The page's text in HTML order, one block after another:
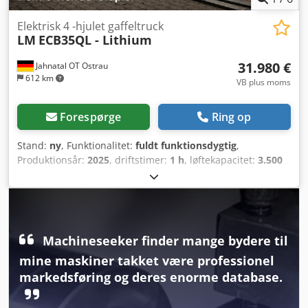
certifikat, sikkerhedslys, ikke-mærkende dæk, indvendigt
spejl, LED,
Jahnatal OT Ostrau
612 km
Elektrisk 4 -hjulet gaffeltruck
LM ECB35QL - Lithium
31.980 €
VB plus moms
Forespørge Ring op
Stand: ny, Funktionalitet: fuldt funktionsdygtig,
Produktionsår: 2025, driftstimer: 1 h, løftekapacitet: 3.500
, fri løftehøjde:
brændstoftype:elektrisk, mastetype:triplex,
, gaffelbærebredden:1.100 mm
4.890 kg
længde:
konstruktionsbredde:1.230 mm, Elektrisk firehjuls
gaffeltruck Lastcenter: 500 mm Gaffelbredde: 125 mm
Gaffeltykkelse: 50 mm ISO-klasse: ISO Klasse 3 = 2.500 -
4.999 kg Masttype: Triplex Stand: Ny maskine Teknisk
stand: Ny Fordæk type: Superelastisk Fordæk størrelse:
Machineseeker finder mange bydere til
mine maskiner takket være professionel
markedsføring og deres enorme database.